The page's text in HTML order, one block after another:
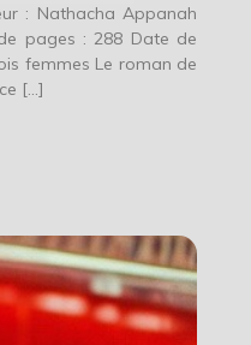
: Nathacha Appanah
pages : 288 Date de
femmes Le roman de
[…]